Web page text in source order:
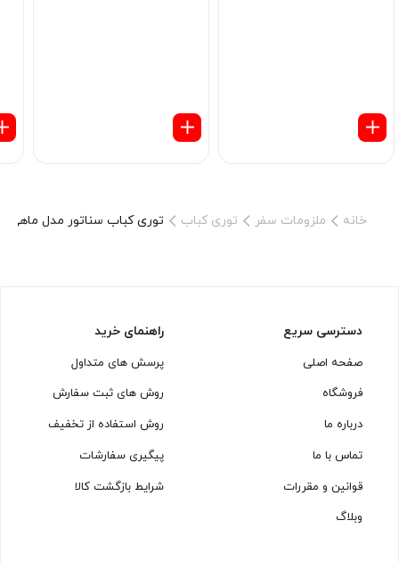
خانه ملزومات سفر توری کباب توری کباب سناتور مدل ماهی
دسترسی سریع
صفحه اصلی
فروشگاه
درباره ما
تماس با ما
قوانین و مقررات
وبلاگ
راهنمای خرید
پرسش های متداول
روش های ثبت سفارش
روش استفاده از تخفیف
پیگیری سفارشات
شرایط بازگشت کالا